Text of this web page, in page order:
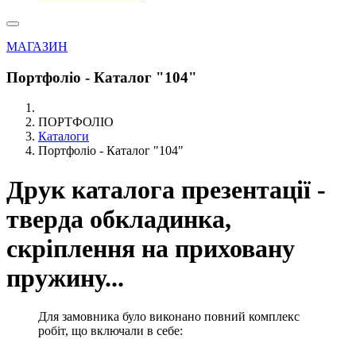
МАГАЗИН
Портфоліо - Каталог "104"
ПОРТФОЛІО
Каталоги
Портфоліо - Каталог "104"
Друк каталога презентації -
тверда обкладинка,
скріплення на приховану
пружину...
Для замовника було виконано повний комплекс
робіт, що включали в себе: